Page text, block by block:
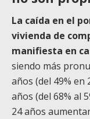
La caída en el
vivienda de
manifiesta en
siendo más
años (del 49% en
años (del 68% al
24 años